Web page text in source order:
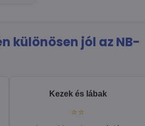
különösen jól az NB-
Kezek és lábak
⭐⭐